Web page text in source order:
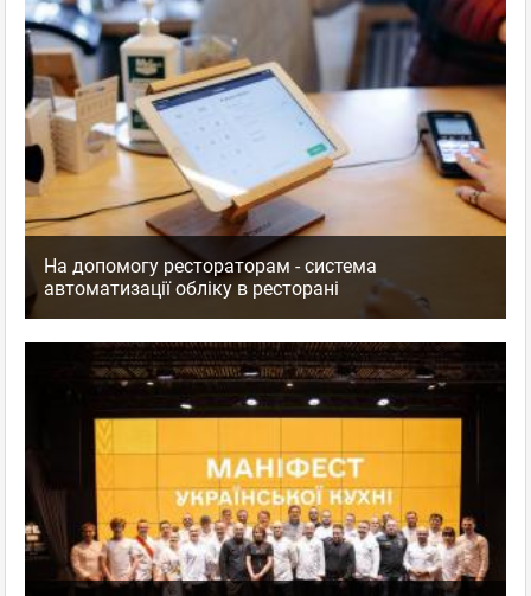
На допомогу рестораторам - система
автоматизації обліку в ресторані